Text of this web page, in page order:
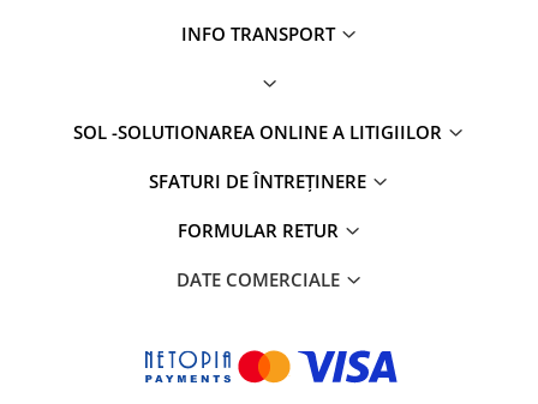
INFO TRANSPORT
SOL -SOLUTIONAREA ONLINE A LITIGIILOR
SFATURI DE ÎNTREȚINERE
FORMULAR RETUR
DATE COMERCIALE